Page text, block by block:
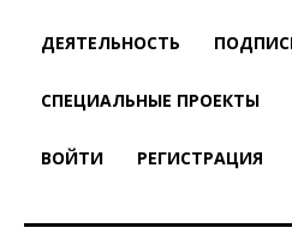
ДЕЯТЕЛЬНОСТЬ
СПЕЦИАЛЬНЫЕ ПРОЕКТЫ
ВОЙТИ РЕГИСТРАЦИЯ